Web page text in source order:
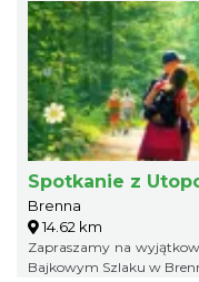
Spotkanie z
Brenna
14.62 km
Zapraszamy na
Bajkowym Szlaku w